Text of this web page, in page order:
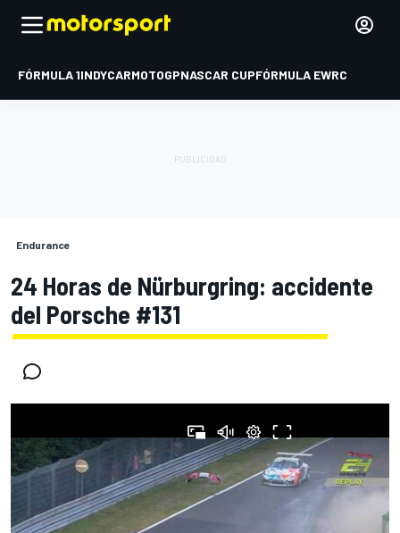
FÓRMULA 1INDYCARMOTOGPNASCAR CUPFÓRMULA EWRC
Endurance
24 Horas de Nürburgring: accidente
del Porsche #131